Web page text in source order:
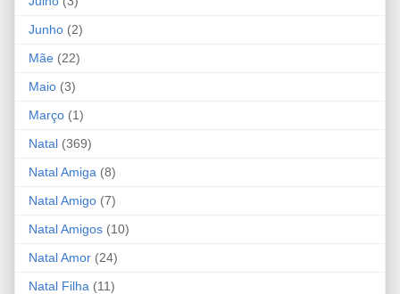
Junho (2)
Mãe (22)
Maio (3)
Março (1)
Natal (369)
Natal Amiga (8)
Natal Amigo (7)
Natal Amigos (10)
Natal Amor (24)
Natal Filha (11)